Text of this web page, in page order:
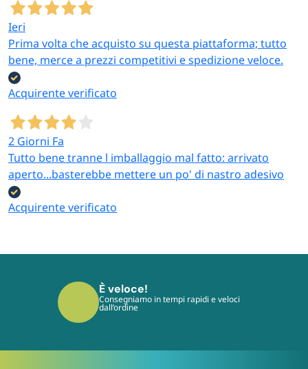
Ieri
Prima volta che acquisto su questa piattaforma; tutto
bene, merce a prezzi competitivi e spedizione veloce.
Acquirente verificato
2 Giorni Fa
Tutto bene tranne l imballaggio mal fatto: arrivato
aperto...basterebbe mettere un po' di nastro adesivo
Acquirente verificato
È sicuro!
I tuoi pagamenti sono protetti dai più
moderni protocolli